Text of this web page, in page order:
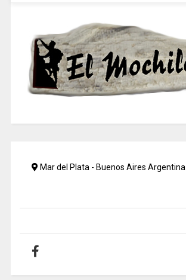
Mar del Plata - Buenos Aires Argentina